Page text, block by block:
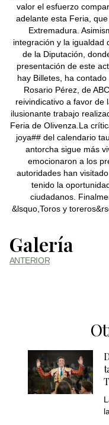
valor el esfuerzo
adelante esta Feria,
Extremadura.
integración y la igualdad
de la Diputación,
presentación de este
hay Billetes, ha
Rosario Pérez, de
reivindicativo a favor de
ilusionante trabajo
Feria de Olivenza.La
joya## del calendario
antorcha sigue más
emocionaron a los
autoridades han
tenido la
ciudadanos.
&lsquo,Toros y
Galería
ANTERIOR